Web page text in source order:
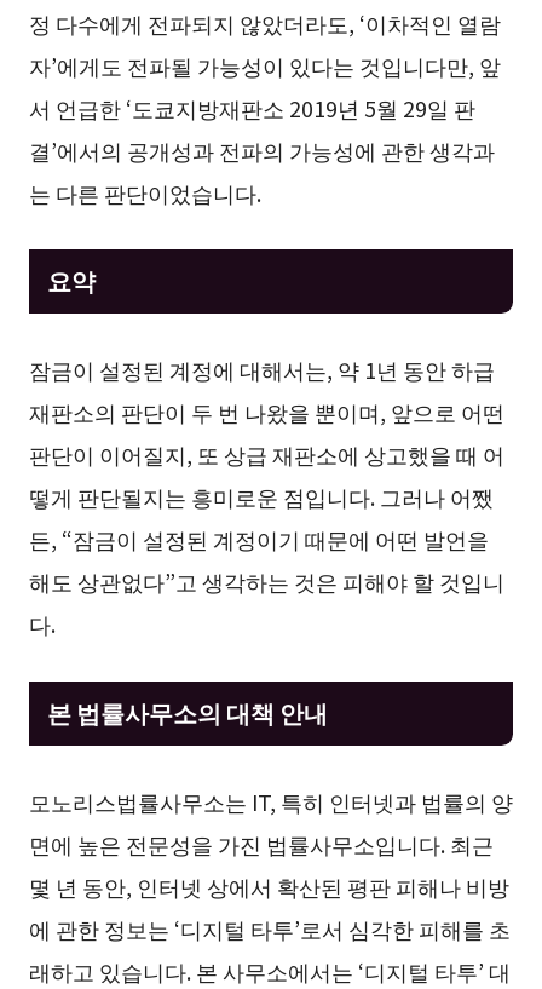
정 다수에게 전파되지 않았더라도, ‘이차적인 열람
자’에게도 전파될 가능성이 있다는 것입니다만, 앞
서 언급한 ‘도쿄지방재판소 2019년 5월 29일 판
결’에서의 공개성과 전파의 가능성에 관한 생각과
는 다른 판단이었습니다.
요약
잠금이 설정된 계정에 대해서는, 약 1년 동안 하급
재판소의 판단이 두 번 나왔을 뿐이며, 앞으로 어떤
판단이 이어질지, 또 상급 재판소에 상고했을 때 어
떻게 판단될지는 흥미로운 점입니다. 그러나 어쨌
든, “잠금이 설정된 계정이기 때문에 어떤 발언을
해도 상관없다”고 생각하는 것은 피해야 할 것입니
다.
본 법률사무소의 대책 안내
모노리스법률사무소는 IT, 특히 인터넷과 법률의 양
면에 높은 전문성을 가진 법률사무소입니다. 최근
몇 년 동안, 인터넷 상에서 확산된 평판 피해나 비방
에 관한 정보는 ‘디지털 타투’로서 심각한 피해를 초
래하고 있습니다. 본 사무소에서는 ‘디지털 타투’ 대